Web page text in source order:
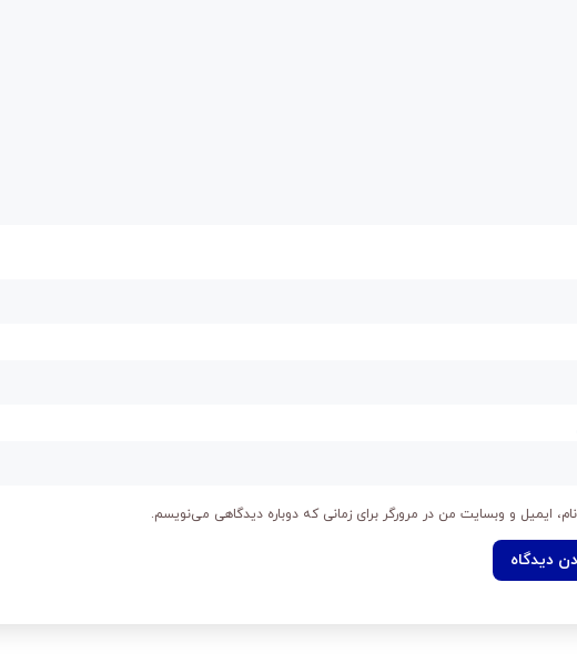
ایمیل و وبسایت من در مرورگر برای زمانی که دوباره دیدگاهی می‌نویسم.